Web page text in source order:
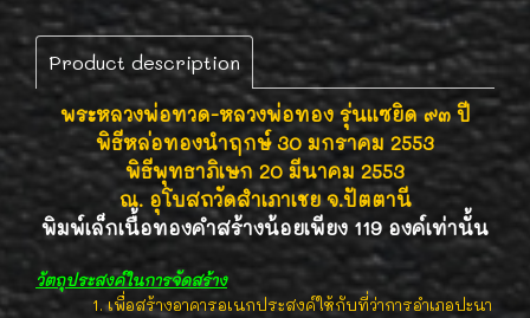
Product description
พระหลวงพ่อทวด-หลวงพ่อทอง รุ่นแซยิด ๙๓ ปี
พิธีหล่อทองนำฤกษ์ 30 มกราคม 2553
พิธีพุทธาภิเษก 20 มีนาคม 2553
ณ. อุโบสถวัดสำเภาเชย จ.ปัตตานี
พิมพ์เล็กเนื้อทองคำสร้างน้อยเพียง 119 องค์เท่านั้น
วัตถุประสงค์ในการจัดสร้าง
1. เพื่อสร้างอาคารอเนกประสงค์ให้กับที่ว่าการอำเภอปะนา